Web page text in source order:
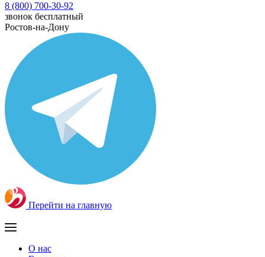
8 (800) 700-30-92
звонок бесплатный
Ростов-на-Дону
Перейти на главную
О нас